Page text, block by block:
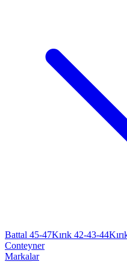
Battal 45-47Kırık 42-43-44
Conteyner
Markalar